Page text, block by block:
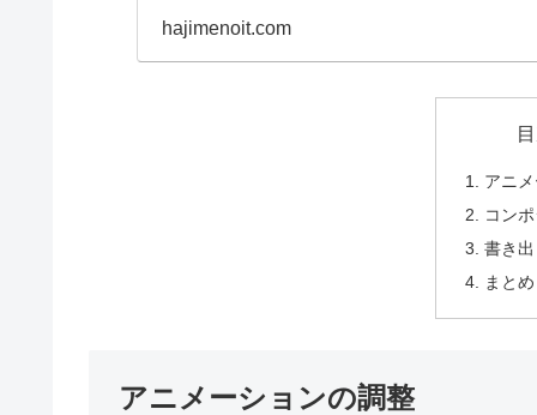
hajimenoit.com
アニ
コン
書き
まとめ
アニメーションの調整